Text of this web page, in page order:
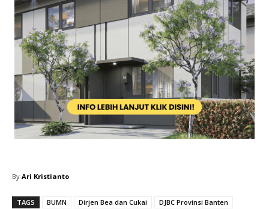
By Ari Kristianto
TAGS BUMN Dirjen Bea dan Cukai
DJBC Provinsi Banten